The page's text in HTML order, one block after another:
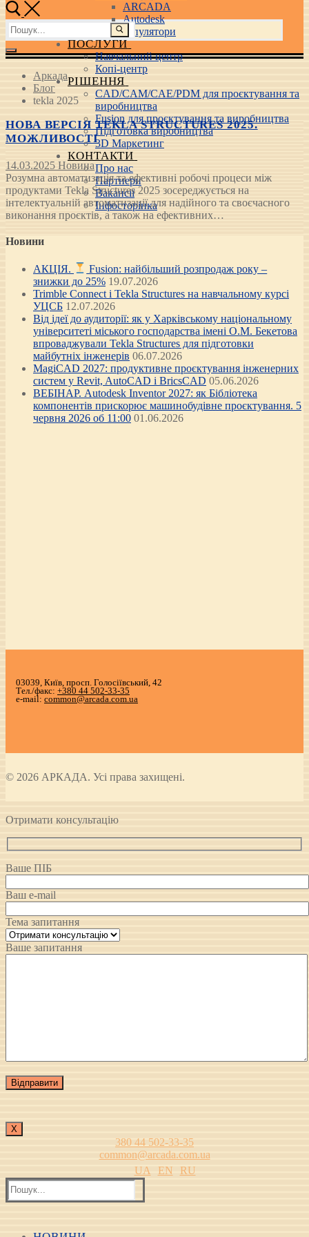
ARCADA
Autodesk
3D маніпулятори
ПОСЛУГИ
Навчальний центр
Копі-центр
РІШЕННЯ
CAD/CAM/CAE/PDM для проєктування та
виробництва
Fusion для проєктування та виробництва
Підготовка виробництва
3D Маркетинг
КОНТАКТИ
Про нас
Партнери
Вакансії
Інфосторінка
Пошук:
Аркада
Блог
tekla 2025
НОВА ВЕРСІЯ TEKLA STRUCTURES 2025.
МОЖЛИВОСТІ
14.03.2025 Новина
Розумна автоматизація та ефективні робочі процеси між
продуктами Tekla Structures 2025 зосереджується на
інтелектуальній автоматизації для надійного та своєчасного
виконання проєктів, а також на ефективних…
Новини
АКЦІЯ.
Fusion: найбільший розпродаж року –
знижки до 25% 19.07.2026
Trimble Connect і Tekla Structures на навчальному курсі
УЦСБ 12.07.2026
Від ідеї до аудиторії: як у Харківському національному
університеті міського господарства імені О.М. Бекетова
впроваджували Tekla Structures для підготовки
майбутніх інженерів 06.07.2026
MagiCAD 2027: продуктивне проєктування інженерних
систем у Revit, AutoCAD і BricsCAD 05.06.2026
ВЕБІНАР. Autodesk Inventor 2027: як Бібліотека
компонентів прискорює машинобудівне проєктування. 5
червня 2026 об 11:00 01.06.2026
03039, Київ, просп. Голосіївський, 42
Тел./факс: +380 44 502-33-35
e-mail: common@arcada.com.ua
© 2026 АРКАДА. Усі права захищені.
Отримати консультацію
Ваше ПІБ
Ваш e-mail
Тема запитання
Ваше запитання
Х
380 44 502-33-35
common@arcada.com.ua
UA
EN
RU
Пошук: